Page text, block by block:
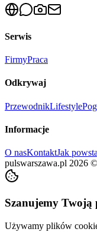
Serwis
FirmyPraca
Odkrywaj
PrzewodnikLifestyle
Informacje
O nasKontaktJak
pulswarszawa.pl 2026 ©
Szanujemy Twoją
Używamy plików